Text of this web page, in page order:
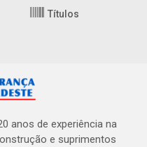
Títulos
anos de experiência na
e suprimentos